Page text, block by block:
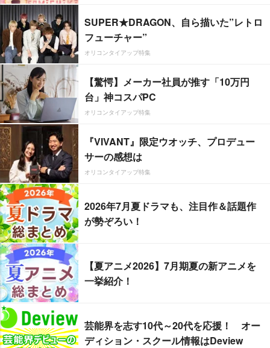
SUPER★DRAGON、自ら描いた”レトロ
フューチャー”
オリコンタイアップ特集
【驚愕】メーカー社員が推す「10万円
台」神コスパPC
オリコンタイアップ特集
『VIVANT』限定ウオッチ、プロデュー
サーの感想は
オリコンタイアップ特集
2026年7月夏ドラマも、注目作＆話題作
が勢ぞろい！
【夏アニメ2026】7月期夏の新アニメを
一挙紹介！
芸能界を志す10代～20代を応援！ オー
ディション・スクール情報はDeview